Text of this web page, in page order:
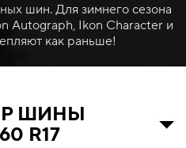
шин. Для зимнего сезона
Autograph, Ikon Character и
как раньше!
ШИНЫ
R17